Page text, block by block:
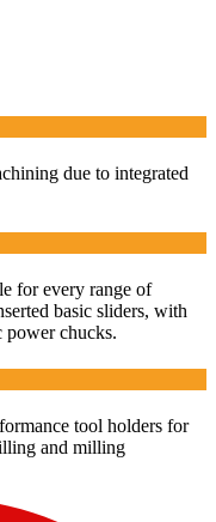
due to integrated
for every range of
basic sliders, with
chucks.
tool holders for
and milling